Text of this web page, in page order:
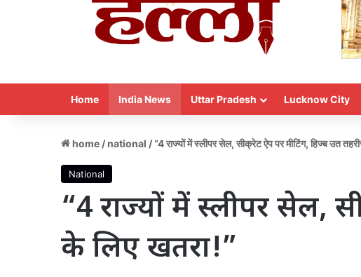
Home India News Uttar Pradesh Lucknow City
home /national /“4 राज्यों में स्लीपर सेल, सीक्रेट ऐप पर मीटिंग, हिज्ब उत
National
“4 राज्यों में स्लीपर सेल,
के लिए खतरा!”